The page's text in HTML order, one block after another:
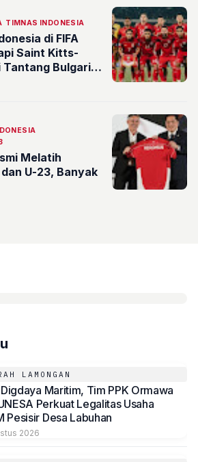
TIMNAS INDONESIA
di FIFA
Saint Kitts-
Tantang Bulgaria
Melatih
U-23, Banyak
LAMONGAN
Maritim, Tim PPK Ormawa
Perkuat Legalitas Usaha
Pesisir Desa Labuhan
2026